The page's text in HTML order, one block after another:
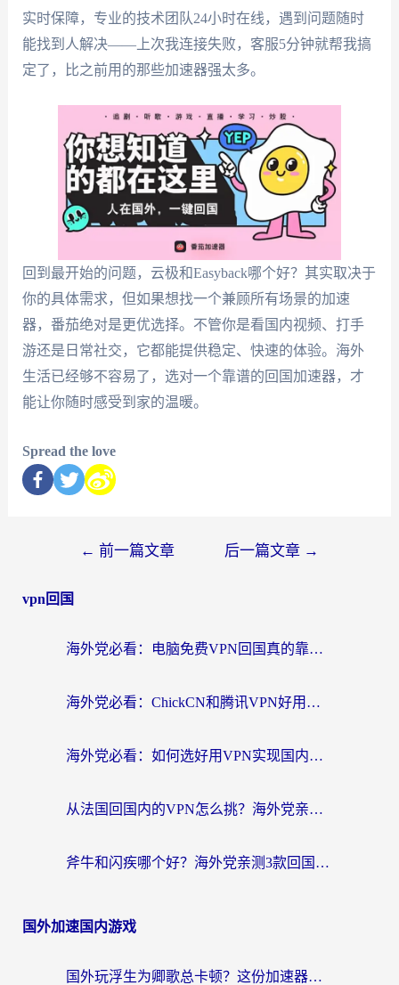
实时保障，专业的技术团队24小时在线，遇到问题随时
能找到人解决——上次我连接失败，客服5分钟就帮我搞
定了，比之前用的那些加速器强太多。
回到最开始的问题，云极和Easyback哪个好？其实取决于
你的具体需求，但如果想找一个兼顾所有场景的加速
器，番茄绝对是更优选择。不管你是看国内视频、打手
游还是日常社交，它都能提供稳定、快速的体验。海外
生活已经够不容易了，选对一个靠谱的回国加速器，才
能让你随时感受到家的温暖。
Spread the love
← 前一篇文章 后一篇文章 →
vpn回国
海外党必看：电脑免费VPN回国真的靠谱吗？附实测对比与最优方案指南
海外党必看：ChickCN和腾讯VPN好用吗？3招选对回国加速器，告别地区限制
海外党必看：如何选好用VPN实现国内资源无缝访问？从越南到全球都适用
从法国回国内的VPN怎么挑？海外党亲测：稳定、多端、安全才是关键
斧牛和闪疾哪个好？海外党亲测3款回国加速器，教你选到不踩坑的那一款
国外加速国内游戏
国外玩浮生为卿歌总卡顿？这份加速器选择指南帮你找回丝滑体验